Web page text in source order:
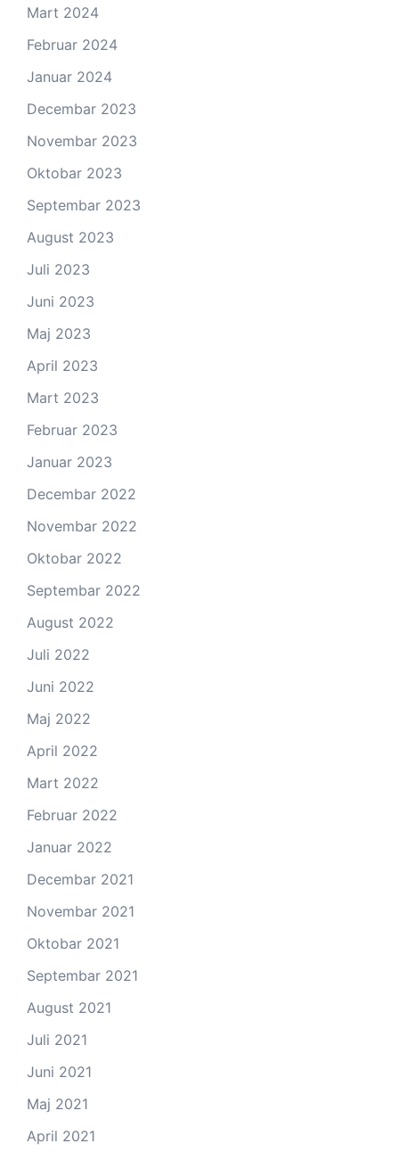
Mart 2024
Februar 2024
Januar 2024
Decembar 2023
Novembar 2023
Oktobar 2023
Septembar 2023
August 2023
Juli 2023
Juni 2023
Maj 2023
April 2023
Mart 2023
Februar 2023
Januar 2023
Decembar 2022
Novembar 2022
Oktobar 2022
Septembar 2022
August 2022
Juli 2022
Juni 2022
Maj 2022
April 2022
Mart 2022
Februar 2022
Januar 2022
Decembar 2021
Novembar 2021
Oktobar 2021
Septembar 2021
August 2021
Juli 2021
Juni 2021
Maj 2021
April 2021